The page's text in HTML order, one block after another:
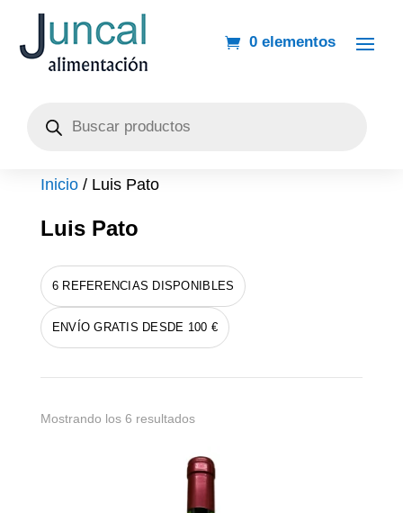
0 elementos
Inicio/ Luis Pato
Luis Pato
6 REFERENCIAS DISPONIBLES
ENVÍO GRATIS DESDE 100 €
Mostrando los 6 resultados